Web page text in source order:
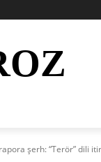
şerh: “Terör” dili